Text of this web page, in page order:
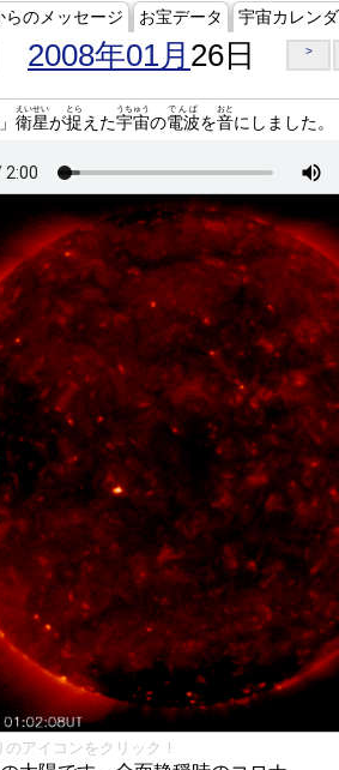
らのメッセージ お宝データ 宇宙カレン
2008年01月 26日 >
衛星
えいせい
が捉
とら
えた宇宙
うちゅう
の電波
でんぱ
を音
おと
にしました。
アイコンをクリック！